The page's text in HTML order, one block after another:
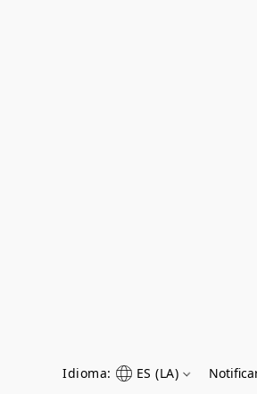
Idioma: ES (LA)